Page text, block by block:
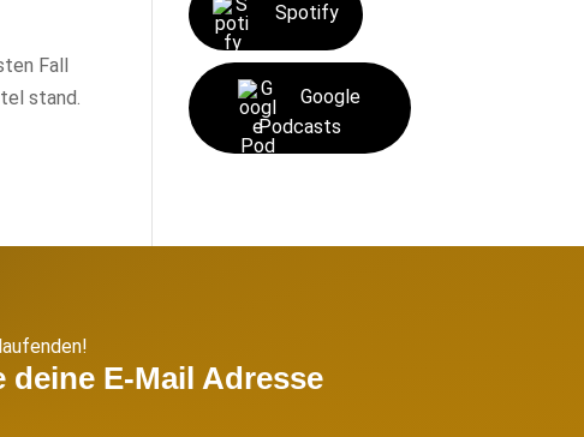
Fall
stand.
Spotify
Google
Podcasts
E-Mail Adresse